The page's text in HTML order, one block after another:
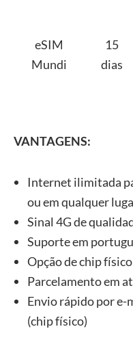
eSIM
Mundi
15
dias
VANTAGENS:
Internet ilimitada
ou em qualquer
Sinal 4G de
Suporte em
Opção de chip
Parcelamento em
Envio rápido por e-
(chip físico)